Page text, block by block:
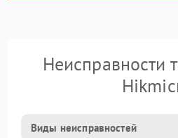
Неисправности
Виды неисправностей